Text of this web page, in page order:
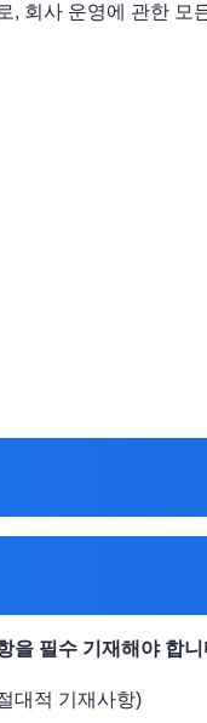
, 회사 운영에 관한
을 필수 기재해야 합니
대적 기재사항)